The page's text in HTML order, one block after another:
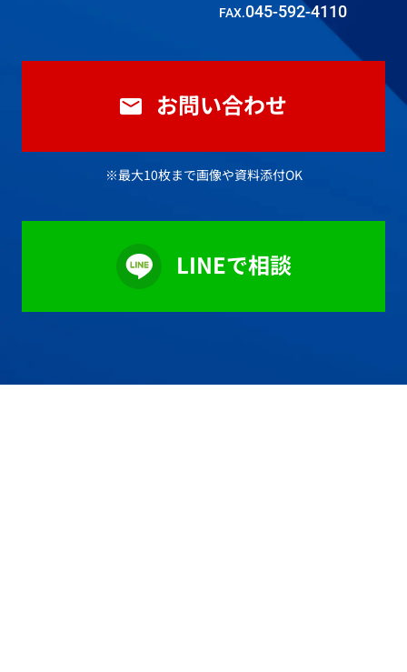
FAX.045-592-4110
お問い合わせ
※最大10枚まで画像や資料添付OK
LINEで相談